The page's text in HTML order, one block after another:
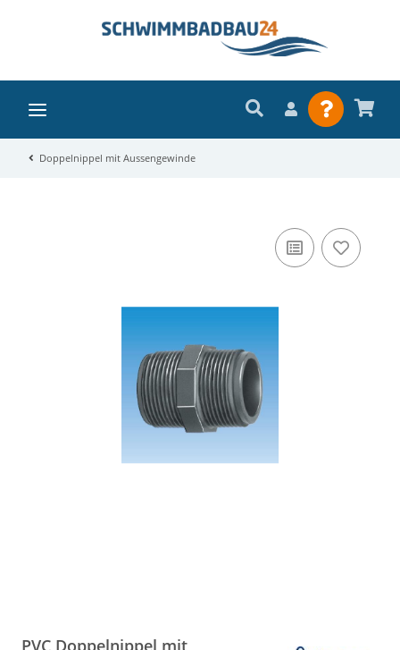
Doppelnippel mit Aussengewinde
PVC Doppelnippel mit